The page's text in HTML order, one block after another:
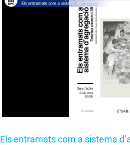
Els entramats com a sistema